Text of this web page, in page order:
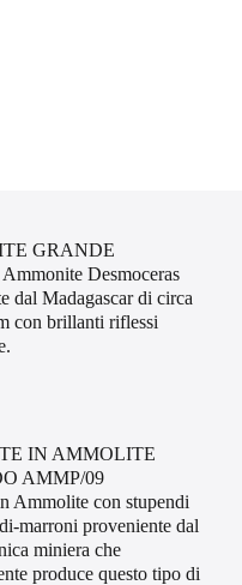
GRANDE
Desmoceras
dal Madagascar di circa
con brillanti riflessi
IN AMMOLITE
AMMP/09
Ammolite con stupendi
marroni proveniente dal
miniera che
produce questo tipo di